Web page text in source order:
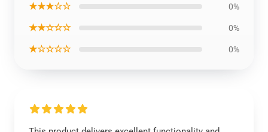
★★★☆☆ 0%
★★☆☆☆ 0%
★☆☆☆☆ 0%